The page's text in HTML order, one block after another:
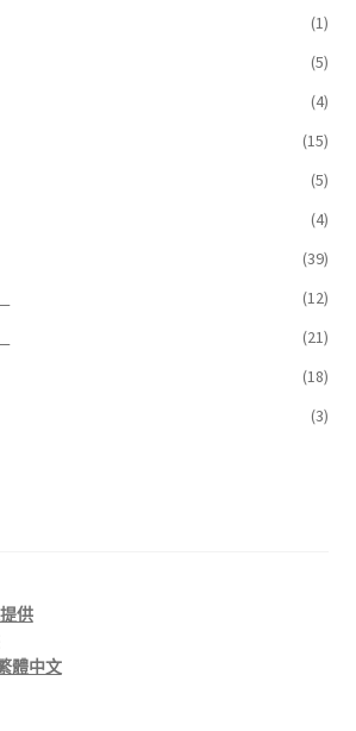
(1)
(5)
(4)
(15)
(5)
(4)
(39)
(12)
(21)
(18)
(3)
供
體中文